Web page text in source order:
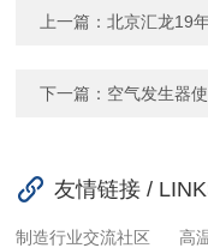
上一篇：北京汇龙19
下一篇： 空气发生器
友情链接 /
制造行业交流社区 高